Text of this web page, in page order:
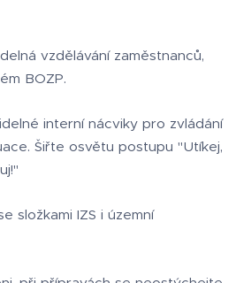
vzdělávání zaměstnanců,
BOZP.
interní nácviky pro zvládání
Šiřte osvětu postupu "Utíkej,
složkami IZS i územní